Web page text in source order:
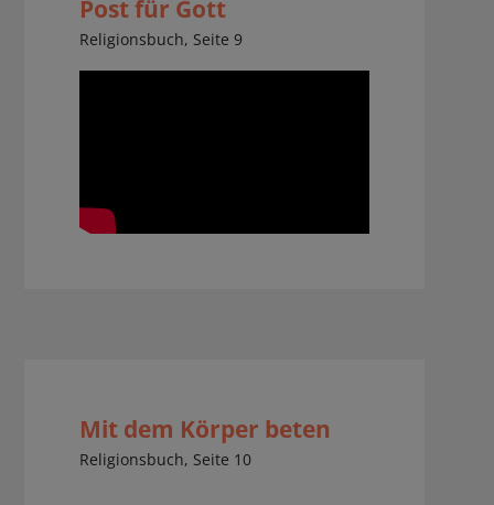
Post für Gott
Religionsbuch, Seite 9
Mit dem Körper beten
Religionsbuch, Seite 10